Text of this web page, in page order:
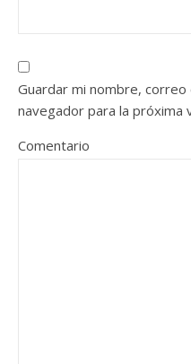
Guardar mi nombre,
navegador para la próxima
Comentario